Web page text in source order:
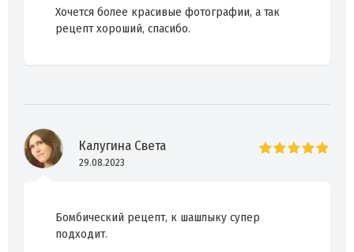
Хочется более красивые фотографии, а так
рецепт хороший, спасибо.
Калугина Света
29.08.2023
Бомбический рецепт, к шашлыку супер
подходит.